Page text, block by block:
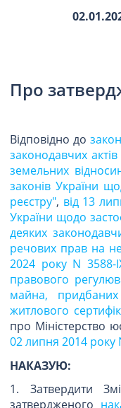
Про
Відповідно до
законодавчих
земельних
законів України
реєстру", від 13
України щодо
деяких
речових прав на
2024 року N 3588-
правового
майна,
житлового
про Міністерство
02 липня 2014 року
НАКАЗУЮ:
1. Затвердити
затвердженого